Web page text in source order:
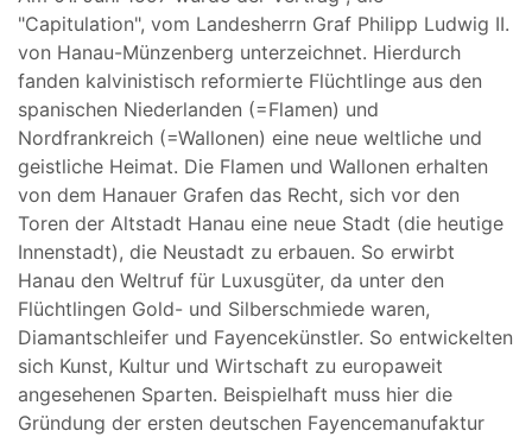
"Capitulation", vom Landesherrn Graf Philipp Ludwig II.
von Hanau-Münzenberg unterzeichnet. Hierdurch
fanden kalvinistisch reformierte Flüchtlinge aus den
spanischen Niederlanden (=Flamen) und
Nordfrankreich (=Wallonen) eine neue weltliche und
geistliche Heimat. Die Flamen und Wallonen erhalten
von dem Hanauer Grafen das Recht, sich vor den
Toren der Altstadt Hanau eine neue Stadt (die heutige
Innenstadt), die Neustadt zu erbauen. So erwirbt
Hanau den Weltruf für Luxusgüter, da unter den
Flüchtlingen Gold- und Silberschmiede waren,
Diamantschleifer und Fayencekünstler. So entwickelten
sich Kunst, Kultur und Wirtschaft zu europaweit
angesehenen Sparten. Beispielhaft muss hier die
Gründung der ersten deutschen Fayencemanufaktur